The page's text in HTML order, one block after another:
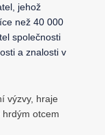
jehož
než 40 000
společnosti
a znalosti v
výzvy, hraje
otcem